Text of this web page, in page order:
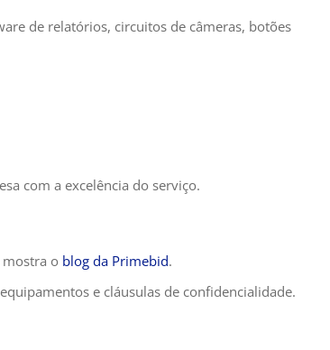
de relatórios, circuitos de câmeras, botões
com a excelência do serviço.
o blog da Primebid.
e cláusulas de confidencialidade.